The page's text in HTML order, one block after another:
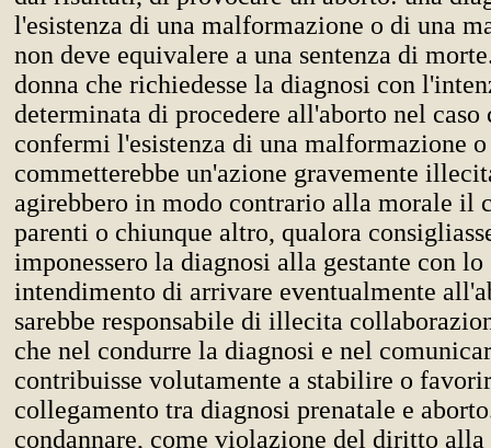
l'esistenza di una malformazione o di una
non deve equivalere a una sentenza di
donna che richiedesse la diagnosi con
determinata di procedere all'aborto nel caso
confermi l'esistenza di una malformazione
commetterebbe un'azione gravemente
agirebbero in modo contrario alla morale il
parenti o chiunque altro, qualora
imponessero la diagnosi alla gestante con lo
intendimento di arrivare eventualmente
sarebbe responsabile di illecita
che nel condurre la diagnosi e nel
contribuisse volutamente a stabilire o
collegamento tra diagnosi prenatale e
condannare, come violazione del diritto